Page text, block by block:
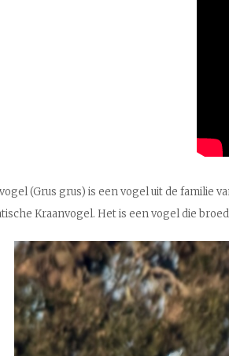
(Grus grus) is een vogel uit de familie
Kraanvogel. Het is een vogel die